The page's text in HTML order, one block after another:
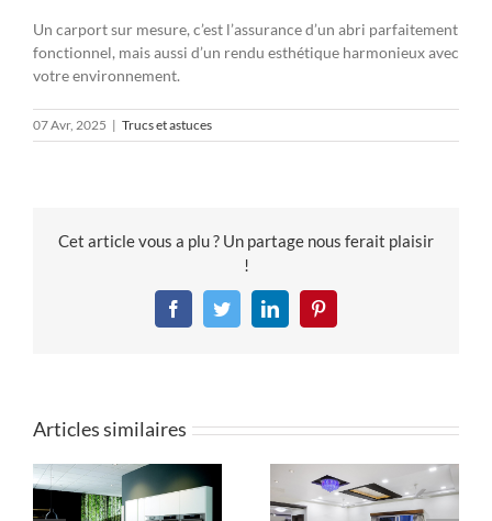
Un carport sur mesure, c’est l’assurance d’un abri parfaitement
fonctionnel, mais aussi d’un rendu esthétique harmonieux avec
votre environnement.
07 Avr, 2025 | Trucs et astuces
Cet article vous a plu ? Un partage nous ferait plaisir
!
FacebookTwitterLinkedInPinterest
Articles similaires